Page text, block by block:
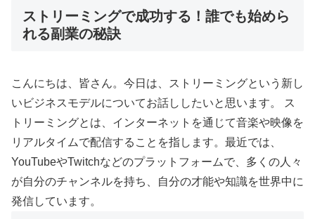
ストリーミングで成功する！誰でも始めら
れる副業の秘訣
こんにちは、皆さん。今日は、ストリーミングという新し
いビジネスモデルについてお話ししたいと思います。 ス
トリーミングとは、インターネットを通じて音楽や映像を
リアルタイムで配信することを指します。最近では、
YouTubeやTwitchなどのプラットフォームで、多くの人々
が自分のチャンネルを持ち、自分の才能や知識を世界中に
発信しています。